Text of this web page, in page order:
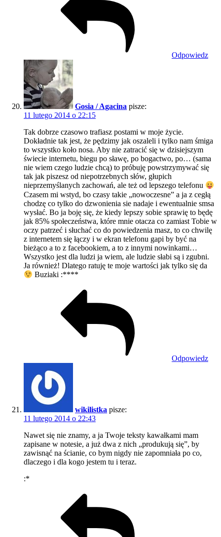
Odpowiedz
Gosia / Agacina pisze:
11 lutego 2014 o 22:15
Tak dobrze czasowo trafiasz postami w moje życie.
Dokładnie tak jest, że pędzimy jak oszaleli i tylko nam śmiga
to wszystko koło nosa. Aby nie zatracić się w dzisiejszym
świecie internetu, biegu po sławę, po bogactwo, po… (sama
nie wiem czego ludzie chcą) to próbuję powstrzymywać się
tak jak piszesz od niepotrzebnych słów, głupich
nieprzemyślanych zachowań, ale też od lepszego telefonu
Czasem mi wstyd, bo czasy takie „nowoczesne” a ja z cegłą
chodzę co tylko do dzwonienia sie nadaje i ewentualnie smsa
wysłać. Bo ja boję się, że kiedy lepszy sobie sprawię to będę
jak 85% społeczeństwa, które mnie otacza co zamiast Tobie w
oczy patrzeć i słuchać co do powiedzenia masz, to co chwilę
z internetem się łączy i w ekran telefonu gapi by być na
bieżąco a to z facebookiem, a to z innymi nowinkami…
Wszystko jest dla ludzi ja wiem, ale ludzie słabi są i zgubni.
Ja również! Dlatego ratuję te moje wartości jak tylko się da
Buziaki :****
Odpowiedz
wikilistka pisze:
11 lutego 2014 o 22:43
Nawet się nie znamy, a ja Twoje teksty kawałkami mam
zapisane w notesie, a już dwa z nich „produkują się”, by
zawisnąć na ścianie, co bym nigdy nie zapomniała po co,
dlaczego i dla kogo jestem tu i teraz.
:*